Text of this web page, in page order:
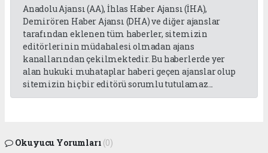
Anadolu Ajansı (AA), İhlas Haber Ajansı (İHA),
Demirören Haber Ajansı (DHA) ve diğer ajanslar
tarafından eklenen tüm haberler, sitemizin
editörlerinin müdahalesi olmadan ajans
kanallarından çekilmektedir. Bu haberlerde yer
alan hukuki muhataplar haberi geçen ajanslar olup
sitemizin hiç bir editörü sorumlu tutulamaz...
Okuyucu Yorumları (0)